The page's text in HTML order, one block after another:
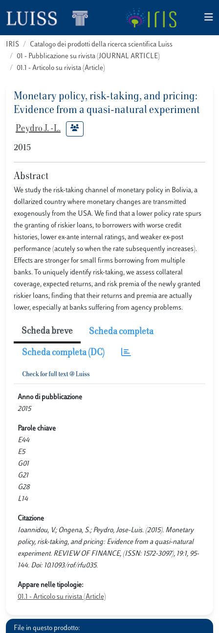
IRIS
Catalogo dei prodotti della ricerca scientifica Luiss
01 - Pubblicazione su rivista (JOURNAL ARTICLE)
01.1 - Articolo su rivista (Article)
Monetary policy, risk-taking, and pricing:
Evidence from a quasi-natural experiment
Peydro J. -L.
2015
Abstract
We study the risk-taking channel of monetary policy in Bolivia, a
dollarized country where monetary changes are transmitted
exogenously from the USA. We find that a lower policy rate spurs
the granting of riskier loans, to borrowers with worse credit
histories, lower ex-ante internal ratings, and weaker ex-post
performance (acutely so when the rate subsequently increases).
Effects are stronger for small firms borrowing from multiple
banks. To uniquely identify risk-taking, we assess collateral
coverage, expected returns, and risk premia of the newly granted
riskier loans, finding that their returns and premia are actually
lower, especially at banks suffering from agency problems.
Scheda breve Scheda completa
Scheda completa (DC)
Anno di pubblicazione
2015
Parole chiave
E44
E5
G01
G21
G28
L14
Citazione
Ioannidou, V.; Ongena, S.; Peydro, Jose-Luis. (2015). Monetary
policy, risk-taking, and pricing: Evidence from a quasi-natural
experiment. REVIEW OF FINANCE, (ISSN: 1572-3097), 19:1, 95-
144. Doi: 10.1093/rof/rfu035.
Appare nelle tipologie:
01.1 - Articolo su rivista (Article)
File in questo prodotto: